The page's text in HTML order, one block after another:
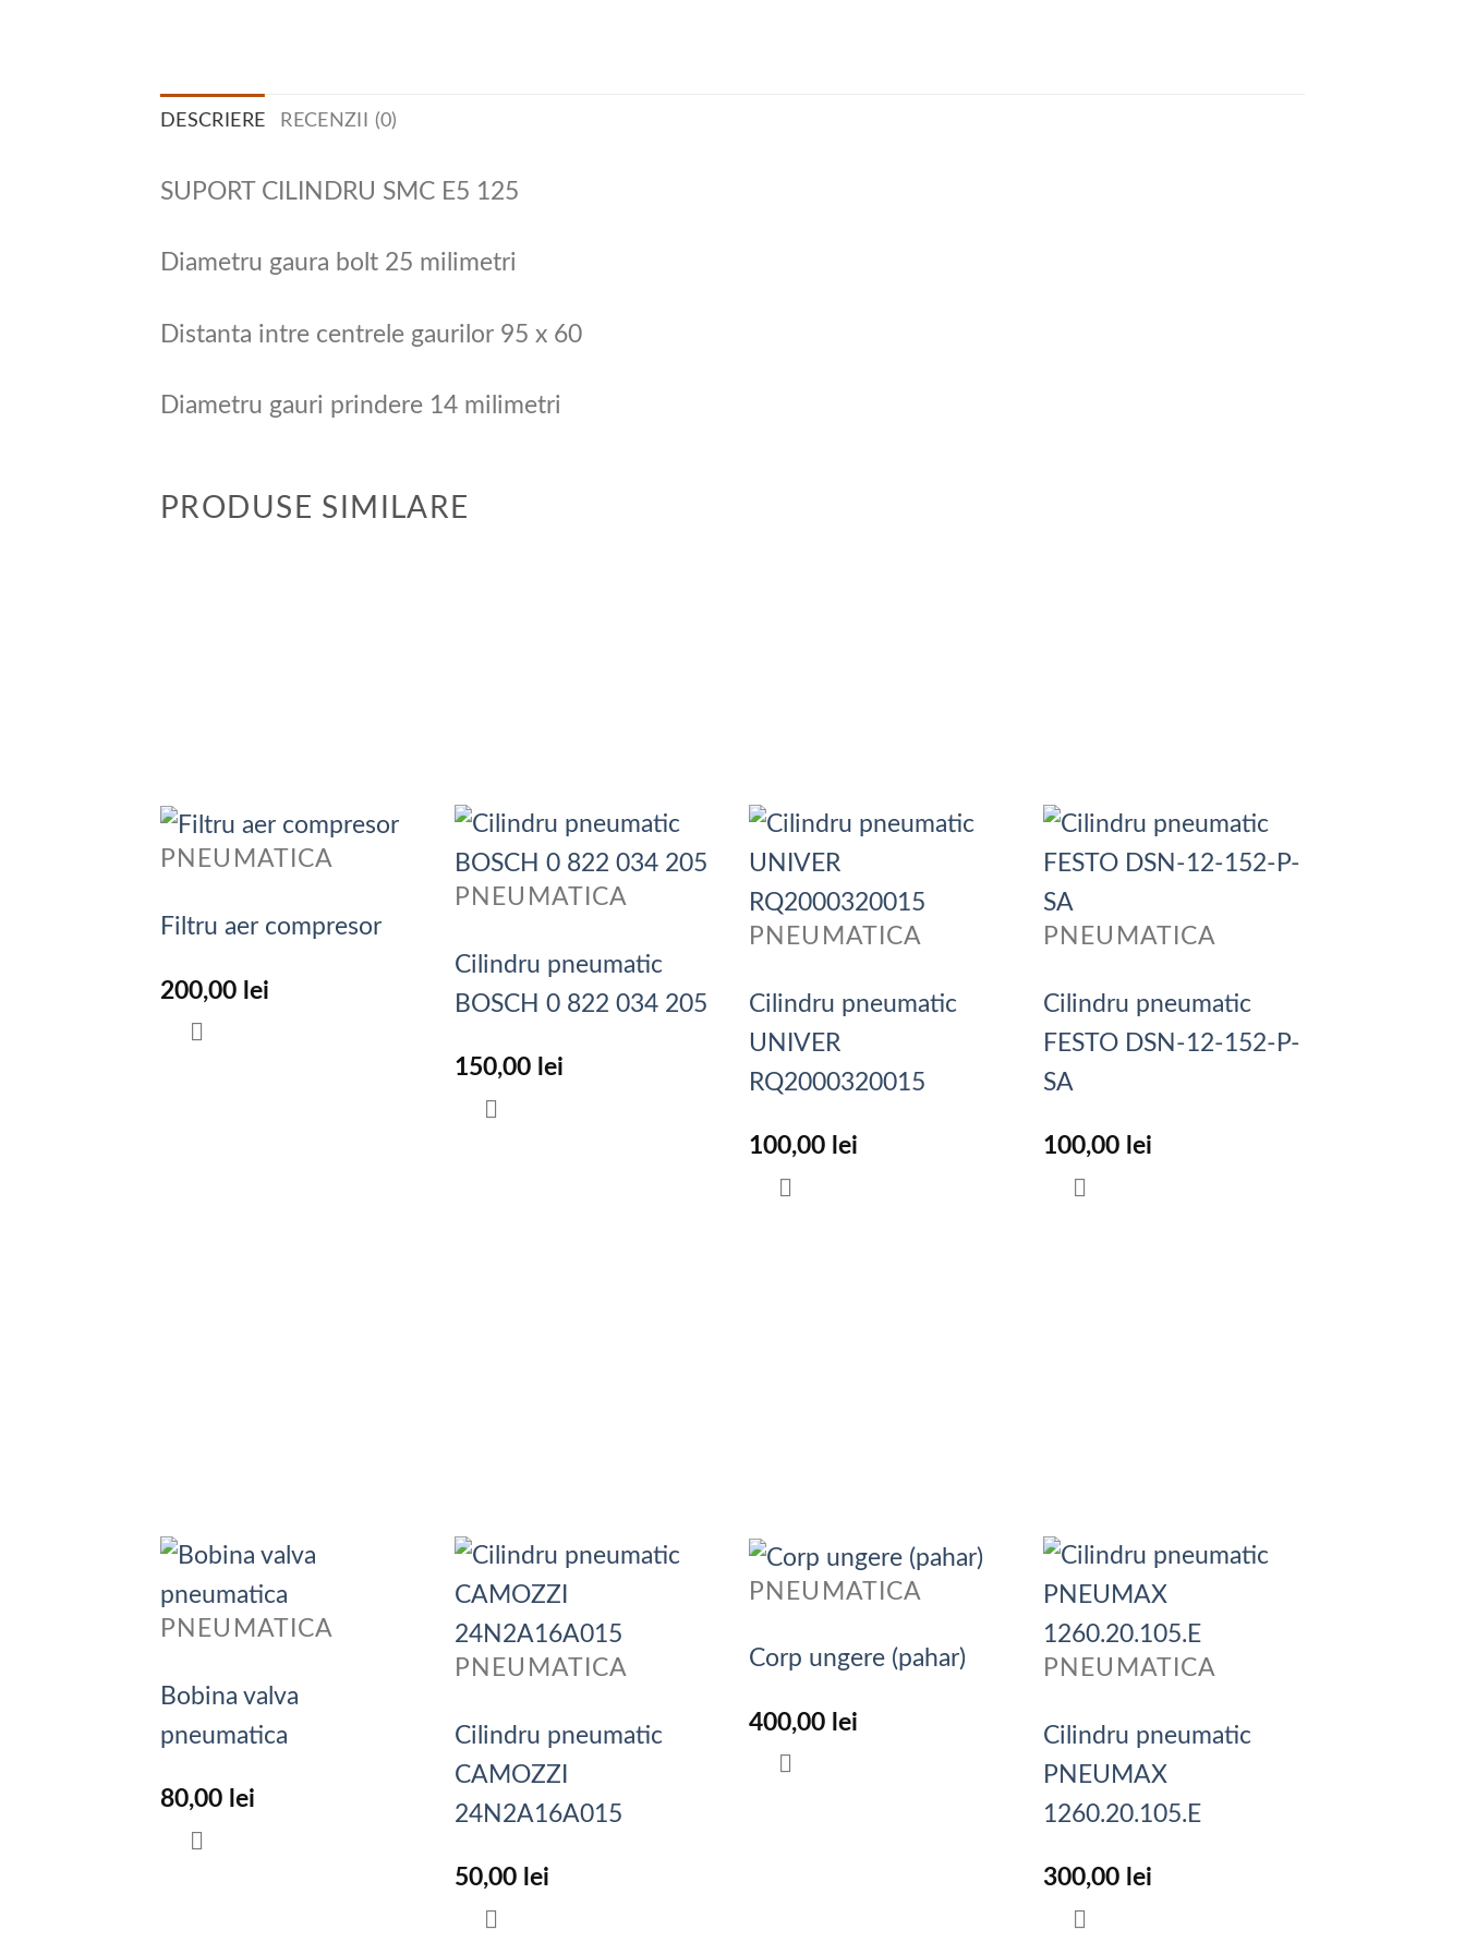
DESCRIERE RECENZII (0)
SUPORT CILINDRU SMC E5 125
Diametru gaura bolt 25 milimetri
Distanta intre centrele gaurilor 95 x 60
Diametru gauri prindere 14 milimetri
PRODUSE SIMILARE
PNEUMATICA
Filtru aer compresor
200,00 lei
PNEUMATICA
Cilindru pneumatic
BOSCH 0 822 034 205
150,00 lei
PNEUMATICA
Cilindru pneumatic
UNIVER
RQ2000320015
100,00 lei
PNEUMATICA
Cilindru pneumatic
FESTO DSN-12-152-P-
SA
100,00 lei
PNEUMATICA
Bobina valva
pneumatica
80,00 lei
PNEUMATICA
Cilindru pneumatic
CAMOZZI
24N2A16A015
50,00 lei
PNEUMATICA
Corp ungere (pahar)
400,00 lei
PNEUMATICA
Cilindru pneumatic
PNEUMAX
1260.20.105.E
300,00 lei